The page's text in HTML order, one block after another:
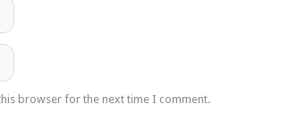
browser for the next time I comment.